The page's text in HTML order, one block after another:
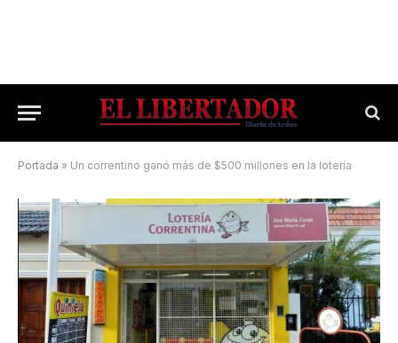
Portada » Un correntino ganó más de $500 millones en la lotería